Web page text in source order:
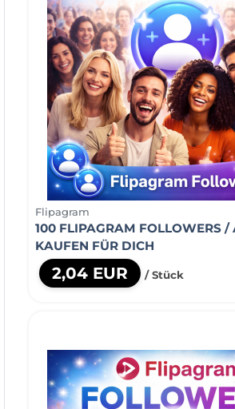
Flipagram
100 FLIPAGRAM FOLLOWERS /
KAUFEN FÜR DICH
2,04 EUR / Stück